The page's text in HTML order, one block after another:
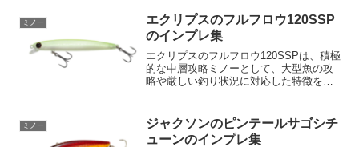
驚愕の飛距離を実現します。全長
60mm、重量6gというミ...
ミノー
エクリプスのフルフロウ120SSP
のインプレ集
エクリプスのフルフロウ120SSPは、積極
的な中層攻略ミノーとして、大型魚の攻
略や厳しい釣り状況に対応した特徴を持
スローフローティングからスローシンキ
ングまでの範囲...
ミノー
ジャクソンのピンテールサゴシチ
ューンのインプレ集